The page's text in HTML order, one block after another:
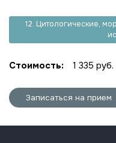
12. Цитологические,
Стоимость: 1 335 руб.
Записаться на прием